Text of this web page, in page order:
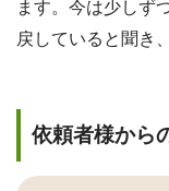
ます。今は少しず
戻していると聞き
依頼者様から